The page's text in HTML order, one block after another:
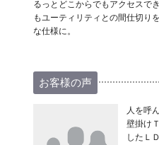
るっとどこからでもアクセスで
もユーティリティとの間仕切り
な仕様に。
お客様の声
人を呼
壁掛け
したＬ